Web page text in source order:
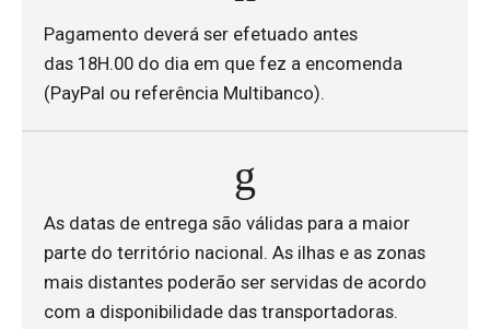
Pagamento deverá ser efetuado antes
das 18H.00 do dia em que fez a encomenda
(PayPal ou referência Multibanco).
As datas de entrega são válidas para a maior
parte do território nacional. As ilhas e as zonas
mais distantes poderão ser servidas de acordo
com a disponibilidade das transportadoras.